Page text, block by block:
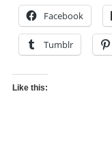
Facebook
Tumblr
Like this: